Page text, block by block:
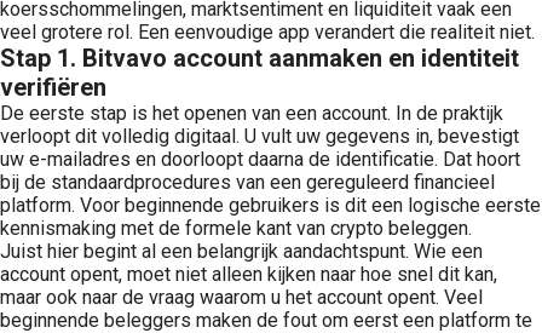
koersschommelingen, marktsentiment en liquiditeit vaak een
veel grotere rol. Een eenvoudige app verandert die realiteit niet.
Stap 1. Bitvavo account aanmaken en identiteit
verifiëren
De eerste stap is het openen van een account. In de praktijk
verloopt dit volledig digitaal. U vult uw gegevens in, bevestigt
uw e-mailadres en doorloopt daarna de identificatie. Dat hoort
bij de standaardprocedures van een gereguleerd financieel
platform. Voor beginnende gebruikers is dit een logische eerste
kennismaking met de formele kant van crypto beleggen.
Juist hier begint al een belangrijk aandachtspunt. Wie een
account opent, moet niet alleen kijken naar hoe snel dit kan,
maar ook naar de vraag waarom u het account opent. Veel
beginnende beleggers maken de fout om eerst een platform te